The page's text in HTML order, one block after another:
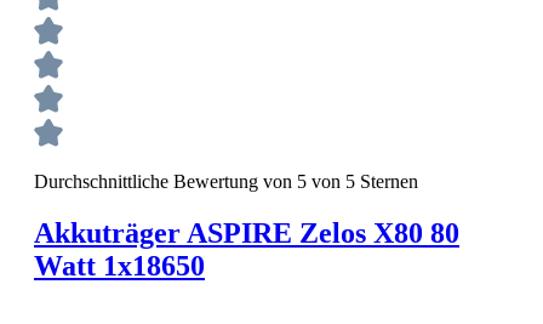
Durchschnittliche Bewertung von 5 von 5 Sternen
Akkuträger ASPIRE Zelos X80 80
Watt 1x18650